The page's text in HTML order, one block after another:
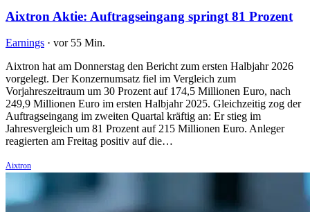
Aixtron Aktie: Auftragseingang springt 81 Prozent
Earnings · vor 55 Min.
Aixtron hat am Donnerstag den Bericht zum ersten Halbjahr 2026
vorgelegt. Der Konzernumsatz fiel im Vergleich zum
Vorjahreszeitraum um 30 Prozent auf 174,5 Millionen Euro, nach
249,9 Millionen Euro im ersten Halbjahr 2025. Gleichzeitig zog der
Auftragseingang im zweiten Quartal kräftig an: Er stieg im
Jahresvergleich um 81 Prozent auf 215 Millionen Euro. Anleger
reagierten am Freitag positiv auf die…
Aixtron